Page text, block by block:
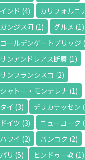
インド (4) カリフォルニ
ガンジス河 (1) グルメ (1)
ゴールデンゲートブリッジ
サンアンドレアス断層 (1)
サンフランシスコ (2)
シャトー・モンテレナ (1)
タイ (3) デリカテッセン
ドイツ (3) ニューヨーク
ハワイ (2) バンコク (2)
パリ (5) ヒンドゥー教 (1)